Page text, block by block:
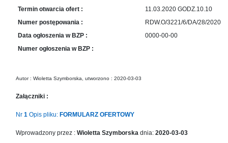
dostępności
Kontakt
Automatically
Termin otwarcia ofert :
11.03.2020 GODZ.10.10
Numer postępowania :
RDW.O/3221/6/DA/28/2020
Data ogłoszenia w BZP :
0000-00-00
Numer ogłoszenia w BZP :
Autor : Wioletta Szymborska, utworzono : 2020-03-03
Załączniki :
Nr 1 Opis pliku: FORMULARZ OFERTOWY
Wprowadzony przez : Wioletta Szymborska dnia: 2020-03-03